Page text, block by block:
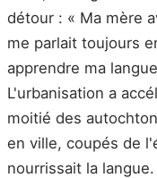
détour : « Ma mère
me parlait toujours
apprendre ma
L'urbanisation a
moitié des
en ville, coupés de
nourrissait la